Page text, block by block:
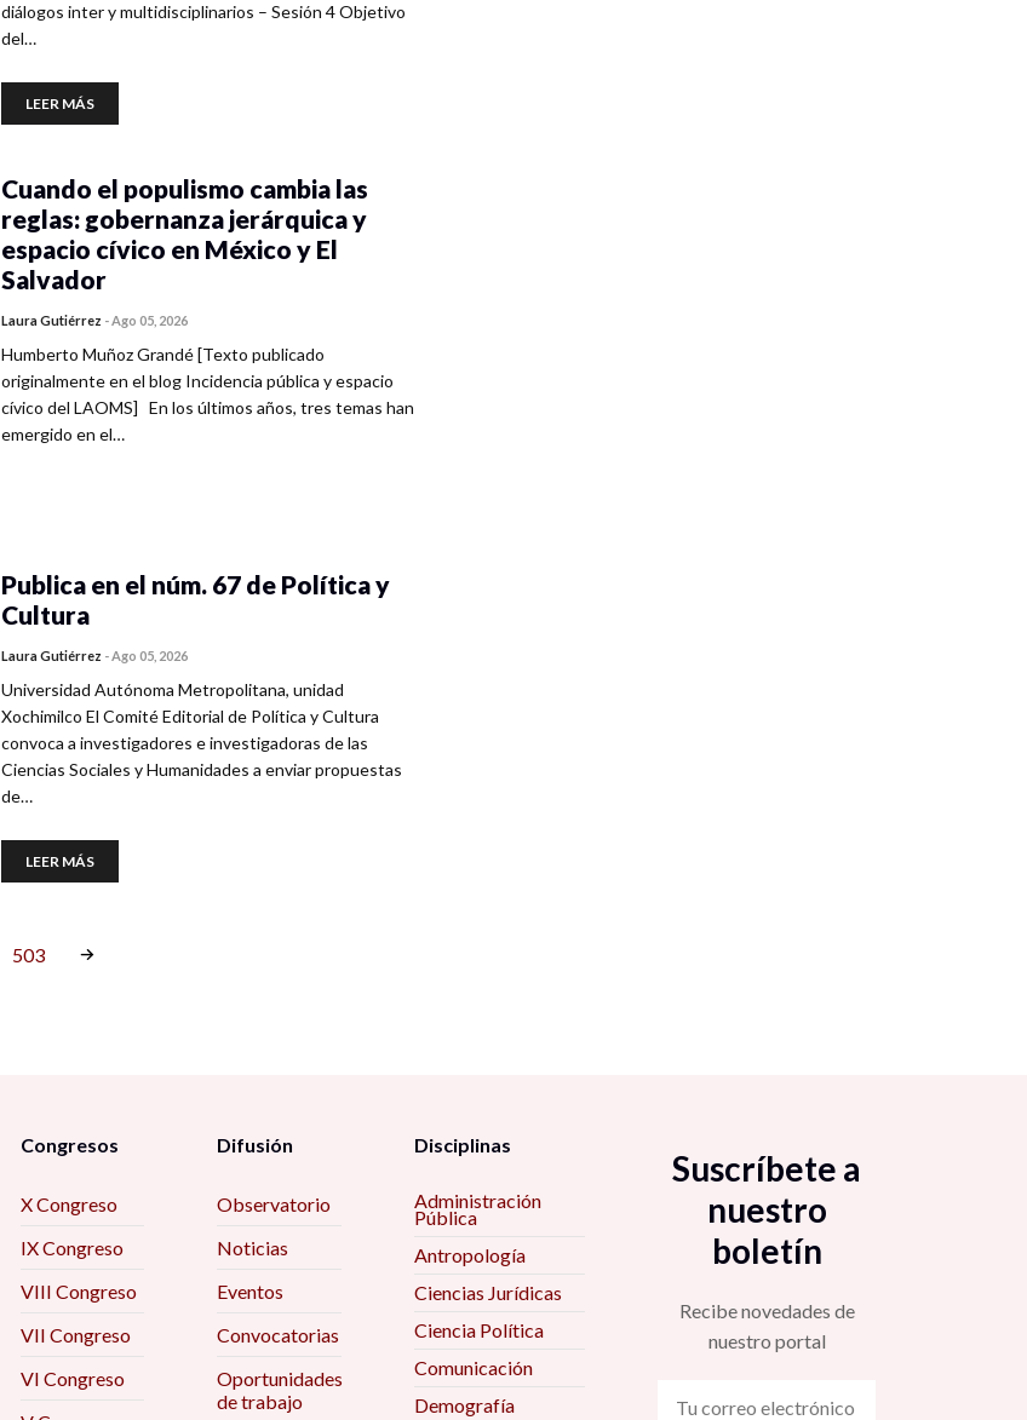
diálogos inter y multidisciplinarios – Sesión 4 Objetivo
del…
LEER MÁS
Cuando el populismo cambia las
reglas: gobernanza jerárquica y
espacio cívico en México y El
Salvador
Laura Gutiérrez -Ago 05, 2026
Humberto Muñoz Grandé [Texto publicado
originalmente en el blog Incidencia pública y espacio
cívico del LAOMS] En los últimos años, tres temas han
emergido en el…
Publica en el núm. 67 de Política y
Cultura
Laura Gutiérrez -Ago 05, 2026
Universidad Autónoma Metropolitana, unidad
Xochimilco El Comité Editorial de Política y Cultura
convoca a investigadores e investigadoras de las
Ciencias Sociales y Humanidades a enviar propuestas
de…
LEER MÁS
503
Congresos
X Congreso
IX Congreso
VIII Congreso
VII Congreso
VI Congreso
Difusión
Observatorio
Noticias
Eventos
Convocatorias
Oportunidades
de trabajo
Disciplinas
Administración
Pública
Antropología
Ciencias Jurídicas
Ciencia Política
Comunicación
Demografía
Suscríbete a
nuestro
boletín
Recibe novedades de
nuestro portal